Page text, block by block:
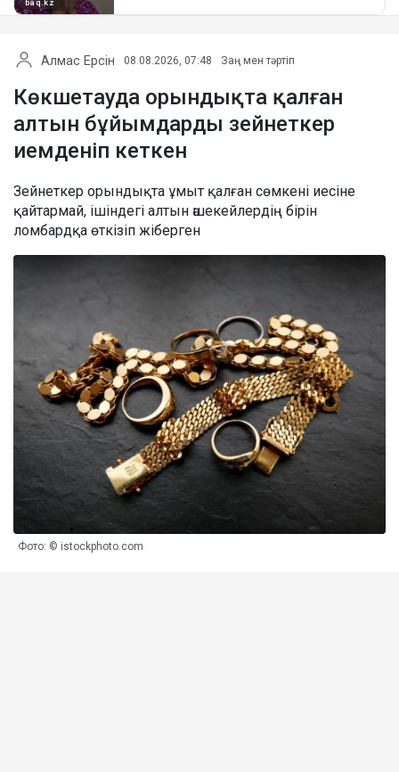
Алмас Ерсін 08.08.2026, 07:48 Заң мен тәртіп
Көкшетауда орындықта қалған
алтын бұйымдарды зейнеткер
иемденіп кеткен
Зейнеткер орындықта ұмыт қалған сөмкені иесіне
қайтармай, ішіндегі алтын әшекейлердің бірін
ломбардқа өткізіп жіберген
Фото: © istockphoto.com